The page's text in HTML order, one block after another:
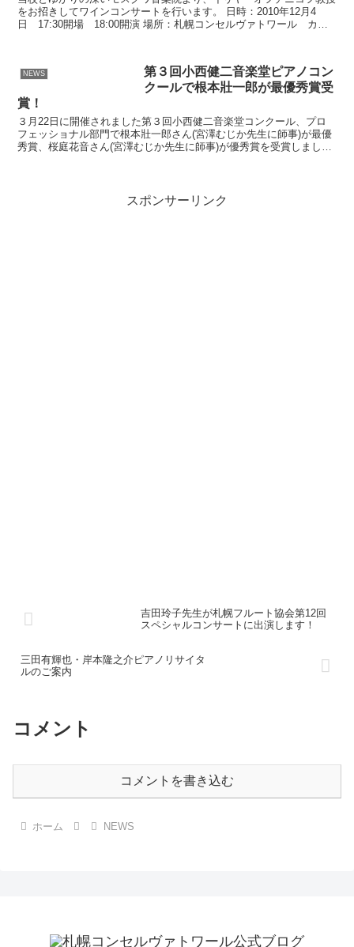
をお招きしてワインコンサートを行います。 日時：2010年12月4
日 17:30開場 18:00開演 場所：札幌コンセルヴァトワール カノ
NEWS
第３回小西健二音楽堂ピアノコン
クールで根本壯一郎が最優秀賞受
賞！
３月22日に開催されました第３回小西健二音楽堂コンクール、プロ
フェッショナル部門で根本壯一郎さん(宮澤むじか先生に師事)が最優
秀賞、桜庭花音さん(宮澤むじか先生に師事)が優秀賞を受賞しまし
スポンサーリンク
吉田玲子先生が札幌フルート協会第12回
スペシャルコンサートに出演します！
三田有輝也・岸本隆之介ピアノリサイタ
ルのご案内
コメント
コメントを書き込む
ホーム NEWS